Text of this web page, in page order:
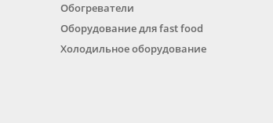
Обогреватели
Оборудование для fast food
Холодильное оборудование